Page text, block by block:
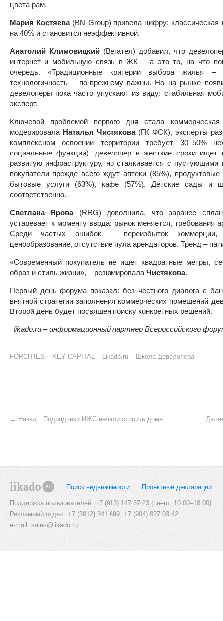
цвета рам.
Мария Костяева (BN Group) привела цифру: классическая
на 40% и становится неэффективной.
Анатолий Климовицкий(Вегател) добавил, что
интернет и мобильную связь в ЖК – а это то, на что
очередь. «Традиционные критерии выбора жилья –
технологичность – по-прежнему важны. Но на рынке
девелоперы пока часто упускают из виду: стабильная
эксперт.
Ключевой проблемой первого дня стала
модерировала Наталья Чистякова(ГК ФСК), эксперты
комплексном освоении территории требует 30–50%
социальные функции), девелопер в жесткие сроки ищет
развитую инфраструктуру, но сталкивается с
покупатели прежде всего ждут аптеки (85%),
бытовые услуги (63%), кафе (57%). Детские сады и
соответственно.
Светлана Ярова(RRG) дополнила, что заранее
устаревает к моменту ввода: рынок меняется, требования
Среди частых ошибок – переизбыток коммерции,
ценообразование, отсутствие пула арендаторов. Тренд –
«Современный покупатель не ищет квадратные метры,
образ и стиль жизни», – резюмировала Чистякова.
Первый день форума показал: без честного диалога с
внятной стратегии заполнения коммерческих помещений
Второй день будет посвящен поиску конкретных решений.
likado.ru – информационный партнер Всероссийского
FORCITIES KEY CAPITAL Likado.ru Школа Девелопера
a
v
i
Назад Подрядчики ИЖС начали строить дома на арендованной земле при поддержке Банка ДОМ.РФ
Поиск недвижимости Проектные декларации
Поддержка пользователей: +7 (913) 147 37 23 (пн–пт, 10:00–18:00)
Рекламный отдел: +7 (3812) 341 699, +7 (904) 827 03 42
e-mail: sales@likado.ru